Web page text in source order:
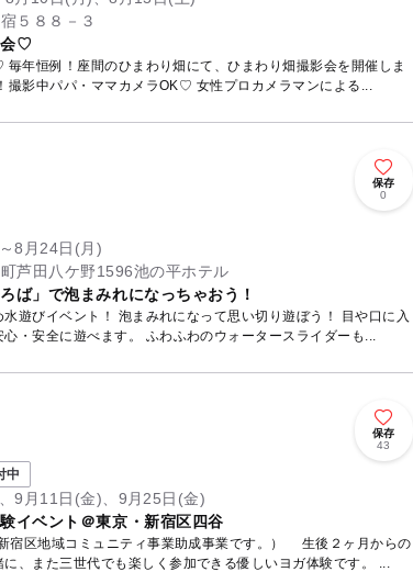
５８８－３
会♡
年恒例！座間のひまわり畑にて、ひまわり畑撮影会を開催しま
込！撮影中パパ・ママカメラOK♡ 女性プロカメラマンによる...
保存
0
8月24日(月)
芦田八ケ野1596池の平ホテル
ば」で泡まみれになっちゃおう！
びイベント！ 泡まみれになって思い切り遊ぼう！ 目や口に入
・安全に遊べます。 ふわふわのウォータースライダーも...
保存
43
中
9月11日(金)、9月25日(金)
イベント＠東京・新宿区四谷
コミュニティ事業助成事業です。） 生後２ヶ月からの
、また三世代でも楽しく参加できる優しいヨガ体験です。 ...